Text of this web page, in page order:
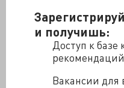
и получишь:
Доступ к базе
рекомендаций
Вакансии для
Стандарты, порядки,
здравоохранения.
минутная лекция будет
здравоохранения.
M E Д Ф И Л Ь М